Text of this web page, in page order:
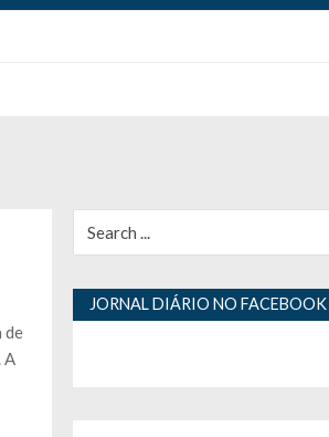
de
A
for:
JORNAL DIÁRIO NO FACEBOOK